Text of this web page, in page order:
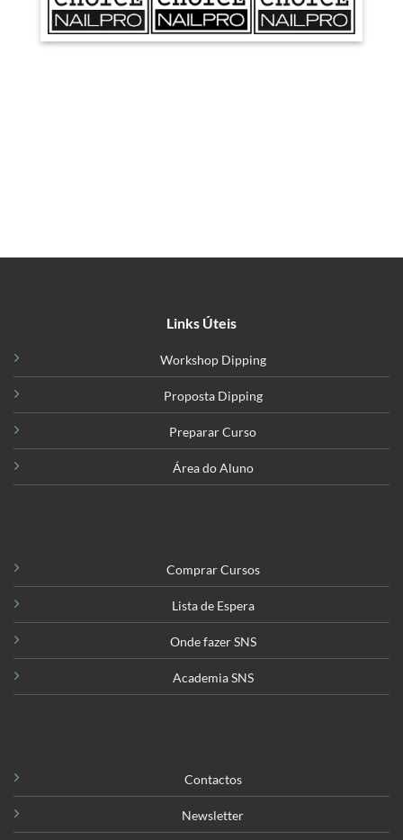
Links Úteis
Workshop Dipping
Proposta Dipping
Preparar Curso
Área do Aluno
Comprar Cursos
Lista de Espera
Onde fazer SNS
Academia SNS
Contactos
Newsletter